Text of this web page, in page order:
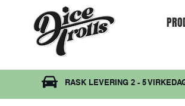
RASK LEVERING 2 - 5